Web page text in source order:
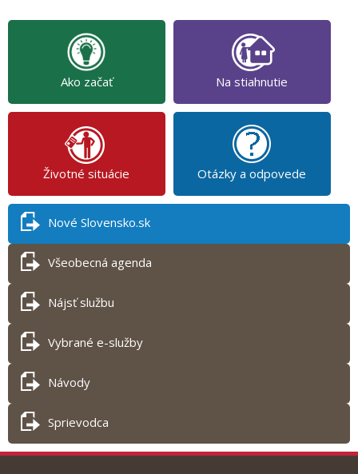
Ako začať Na stiahnutie
Životné situácie Otázky a odpovede
Nové Slovensko.sk
Všeobecná agenda
Nájsť službu
Vybrané e-služby
Návody
Sprievodca
Tlač obsahu